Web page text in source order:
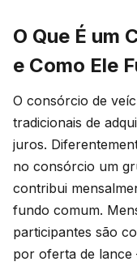
O Que É um
e Como Ele
O consórcio de
tradicionais de
juros.
no consórcio um
contribui
fundo comum.
participantes são
por oferta de